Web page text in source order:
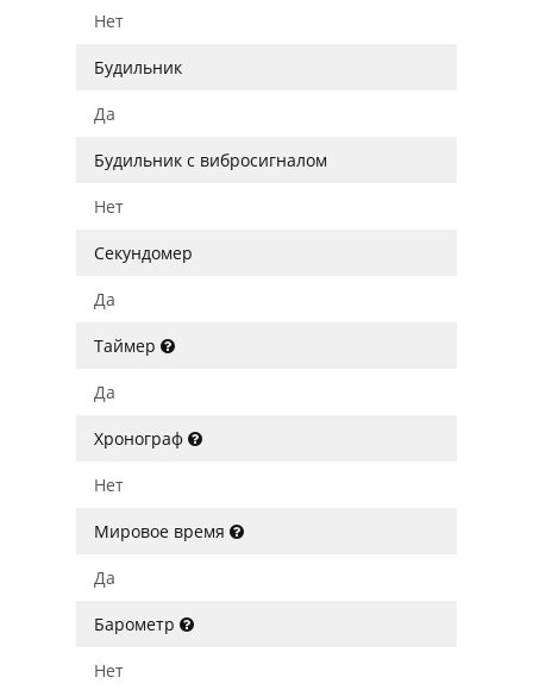
Нет
Будильник
Да
Будильник с вибросигналом
Нет
Секундомер
Да
Таймер
Да
Хронограф
Нет
Мировое время
Да
Барометр
Нет